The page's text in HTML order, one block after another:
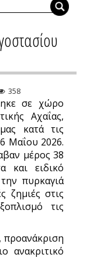
358
σε χώρο
Αχαΐας,
κατά τις
Μαΐου 2026.
μέρος 38
και ειδικό
πυρκαγιά
ζημιές στις
τις
προανάκριση
ανακριτικό